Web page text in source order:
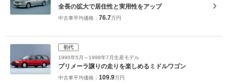
全長の拡大で居住性と実用性をアップ
中古車平均価格： 76.7万円
初代
1990年5月～1998年7月生産モデル
プリメーラ譲りの走りを楽しめるミドルワゴン
中古車平均価格： 109.9万円